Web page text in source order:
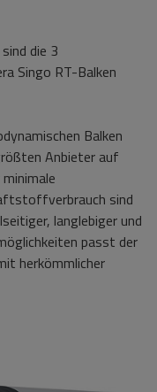
die 3
Singo RT-Balken
Balken
Anbieter auf
minimale
sind
langlebiger und
passt der
herkömmlicher